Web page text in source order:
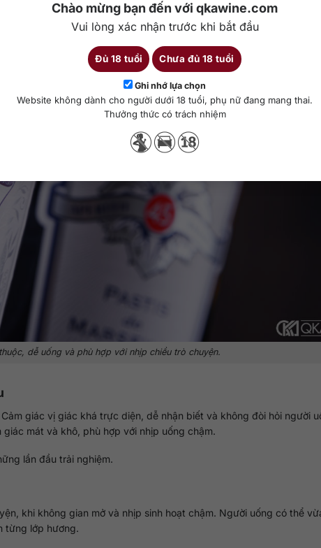
Chào mừng bạn đến với qkawine.com
Vui lòng xác nhận trước khi bắt đầu
Đủ 18 tuổi Chưa đủ 18 tuổi
Ghi nhớ lựa chọn
Website không dành cho người dưới 18 tuổi, phụ nữ đang mang thai.
Thưởng thức có trách nhiệm
dễ uống và phù hợp với nhịp chiều trò chuyện.
giác vị giác khá trực diện, dễ nhận biết và không đòi hỏi người
mát và khô, phù hợp với nhịp uống chậm.
lần đầu trải nghiệm.
khi không gian mở và nhịp sinh hoạt chậm. Người uống có thể
từng lớp hương.